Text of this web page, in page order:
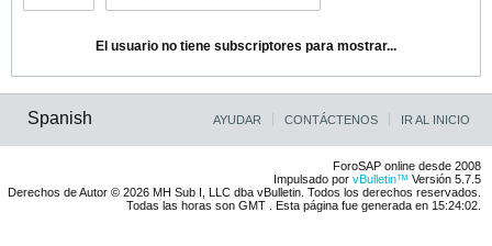
El usuario no tiene subscriptores para mostrar...
Spanish AYUDAR CONTÁCTENOS IR AL INICIO
ForoSAP online desde 2008
Impulsado por vBulletin™ Versión 5.7.5
Derechos de Autor © 2026 MH Sub I, LLC dba vBulletin. Todos los derechos reservados.
Todas las horas son GMT . Esta página fue generada en 15:24:02.